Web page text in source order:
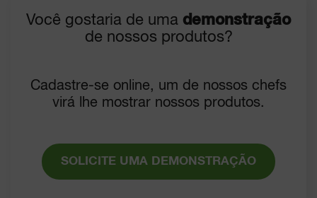
Você gostaria de uma demonstração
de nossos produtos?
Cadastre-se online, um de nossos chefs
virá lhe mostrar nossos produtos.
SOLICITE UMA DEMONSTRAÇÃO